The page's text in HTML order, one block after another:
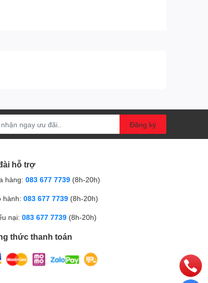
Đăng ký
hỗ trợ
hàng: 083 677 7739 (8h-20h)
hành: 083 677 7739 (8h-20h)
nại: 083 677 7739 (8h-20h)
thức thanh toán